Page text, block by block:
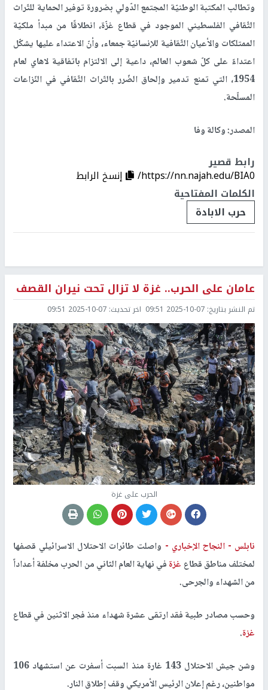
وتطالب المكتبة الوطنيّة المجتمع الدّولي بضرورة توفير الحماية للتّراث
الثّقافي الفلسطيني الموجود في قطاع غزّة، انطلاقًا من مبدأ ملكيّة
الممتلكات والأعيان الثّقافية للإنسانيّة جمعاء، وأنّ الاعتداء عليها يشكّل
اعتداءً على كلّ شعوب العالم، داعية إلى الالتزام باتفاقية لاهاي لعام
1954، التي تمنع تدمير وإلحاق الضّرر بالتّراث الثّقافي في النّزاعات
المسلّحة.
المصدر: وكالة وفا
رابط قصير
https://nn.najah.edu/BIA0/
إنسخ الرابط
الكلمات المفتاحية
حرب الابادة
عامان على الحرب.. غزة لا تزال تحت نيران القصف
تم النشر بتاريخ: 2025-10-07 09:51 اخر تحديث: 2025-10-07 09:51
الحرب على غزة
نابلس -النجاح الإخباري - واصلت طائرات الاحتلال الاسرائيلي قصفها
لمختلف مناطق قطاع غزةفي نهاية العام الثاني من الحرب مخلفة أعداداً
من الشهداء والجرحى.
وحسب مصادر طبية فقد ارتقى عشرة شهداء منذ فجر الاثنين في قطاع
غزة.
وشن جيش الاحتلال 143 غارة منذ السبت أسفرت عن استشهاد 106
مواطنين، رغم إعلان الرئيس الأمريكي وقف إطلاق النار.